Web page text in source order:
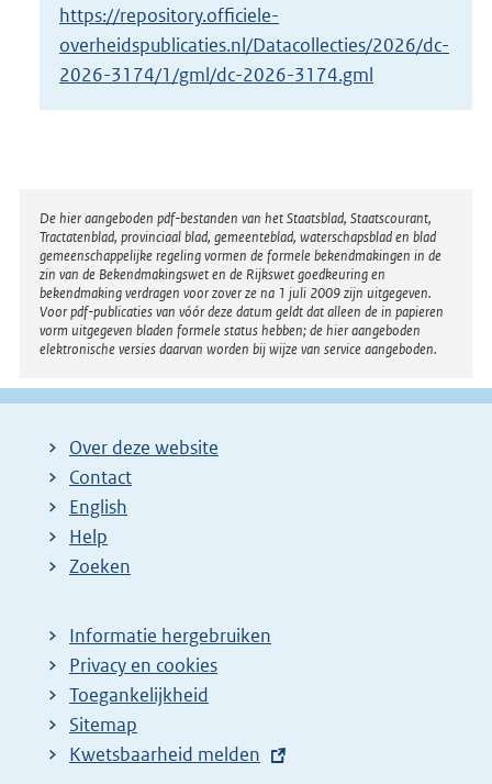
https://repository.officiele-
overheidspublicaties.nl/Datacollecties/2026/dc-
2026-3174/1/gml/dc-2026-3174.gml
Disclaimer
De hier aangeboden pdf-bestanden van het Staatsblad, Staatscourant,
Tractatenblad, provinciaal blad, gemeenteblad, waterschapsblad en blad
gemeenschappelijke regeling vormen de formele bekendmakingen in de
zin van de Bekendmakingswet en de Rijkswet goedkeuring en
bekendmaking verdragen voor zover ze na 1 juli 2009 zijn uitgegeven.
Voor pdf-publicaties van vóór deze datum geldt dat alleen de in papieren
vorm uitgegeven bladen formele status hebben; de hier aangeboden
elektronische versies daarvan worden bij wijze van service aangeboden.
Over deze website
Contact
English
Help
Zoeken
Informatie hergebruiken
Privacy en cookies
Toegankelijkheid
Sitemap
E
Kwetsbaarheid melden